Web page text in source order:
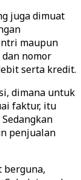
juga dimuat
maupun
nomor
serta kredit.
dimana untuk
faktur, itu
penjualan
berguna,